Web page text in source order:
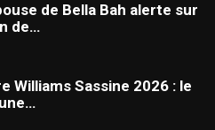
de Bella Bah alerte sur
de…
Williams Sassine 2026 : le